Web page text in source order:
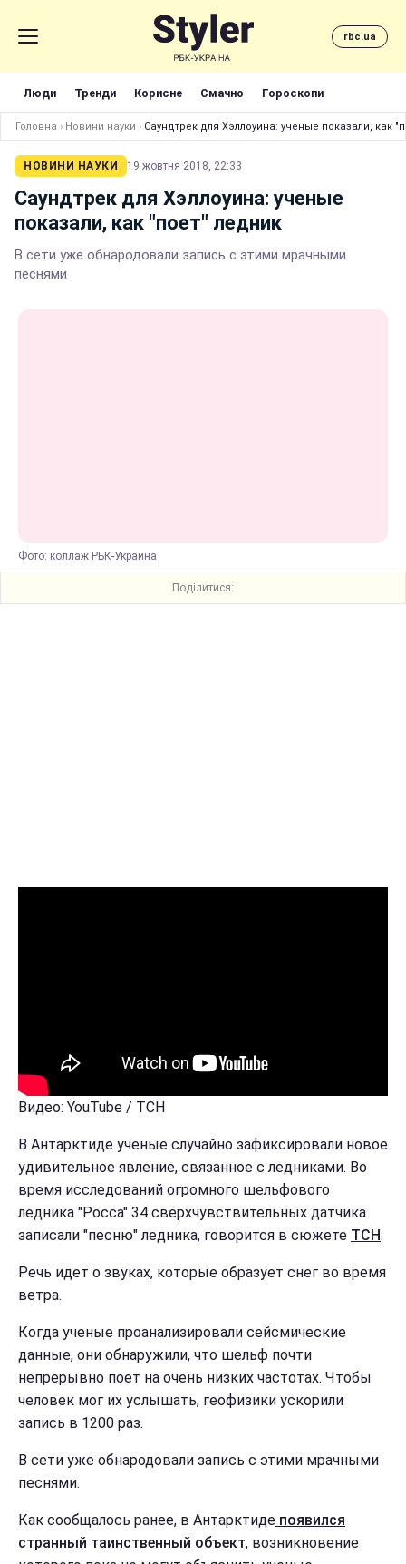
rbc.ua
Люди Тренди Корисне Смачно Гороскопи
Головна › Новини науки › Саундтрек для Хэллоуина: ученые показали, как
НОВИНИ НАУКИ 19 жовтня 2018, 22:33
Саундтрек для Хэллоуина: ученые
показали, как "поет" ледник
В сети уже обнародовали запись с этими мрачными
песнями
Фото: коллаж РБК-Украина
Поділитися:
Видео: YouTube / ТСН
В Антарктиде ученые случайно зафиксировали новое
удивительное явление, связанное с ледниками. Во
время исследований огромного шельфового
ледника "Росса" 34 сверхчувствительных датчика
записали "песню" ледника, говорится в сюжете ТСН.
Речь идет о звуках, которые образует снег во время
ветра.
Когда ученые проанализировали сейсмические
данные, они обнаружили, что шельф почти
непрерывно поет на очень низких частотах. Чтобы
человек мог их услышать, геофизики ускорили
запись в 1200 раз.
В сети уже обнародовали запись с этими мрачными
песнями.
Как сообщалось ранее, в Антарктиде появился
странный таинственный объект, возникновение